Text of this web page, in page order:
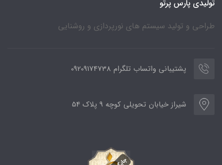
تولیدی پارس پرتو
طراحی و تولید سیستم های نورپردازی و روشنایی
پشتیبانی واتساب تلگرام 09209174738
شیراز خیابان تحویلی کوچه 9 پلاک 54